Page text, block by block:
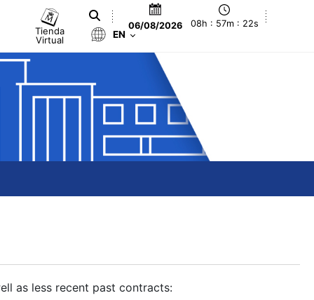
Tienda
Virtual
06/08/2026 08h : 57m : 23s
EN
as less recent past contracts: